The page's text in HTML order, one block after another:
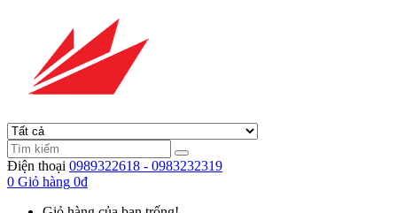
Điện thoại 0989322618 - 0983232319
0 Giỏ hàng 0đ